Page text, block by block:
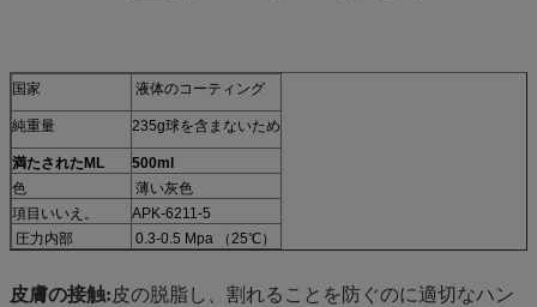
国家 液体のコーティング
純重量 235g球を含まないため
満たされたML
500ml
色
薄い灰色
項目いいえ。
APK-6211-5
圧力内部
0.3-0.5 Mpa （25℃）
皮膚の接触:皮の脱脂し、割れることを防ぐのに適切なハン